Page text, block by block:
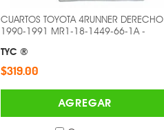
CUARTOS TOYOTA 4RUNNER DERECHO
1990-1991 MR1-18-1449-66-1A -
TYC ®
$319.00
AGREGAR